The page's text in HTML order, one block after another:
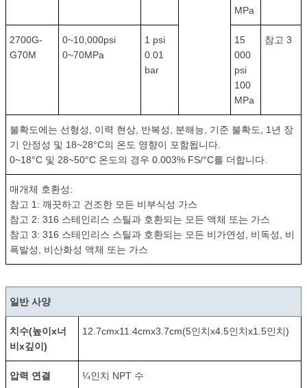
MPa
2700G-
G70M
0~10,000psi
0~70MPa
1 psi
0.01
bar
15
000
psi
100
MPa
참고 3
불확도에는 선형성, 이력 현상, 반복성, 분해능, 기준 불확도, 1년 장
기 안정성 및 18~28°C의 온도 영향이 포함됩니다.
0~18°C 및 28~50°C 온도의 경우 0.003% FS/°C를 더합니다.
매개체 호환성:
참고 1: 깨끗하고 건조한 모든 비부식성 가스
참고 2: 316 스테인리스 스틸과 호환되는 모든 액체 또는 가스
참고 3: 316 스테인리스 스틸과 호환되는 모든 비가연성, 비독성, 비
폭발성, 비산화성 액체 또는 가스
일반 사양
치수(높이x너
비x깊이)
12.7cmx11.4cmx3.7cm(5인치x4.5인치x1.5인치)
압력 연결 ¼인치 NPT 수